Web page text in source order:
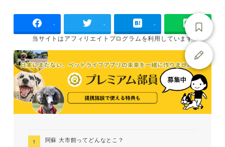
- - -
当サイトはアフィリエイトプログラムを利用しています
阿蘇 大市館ってどんなとこ？